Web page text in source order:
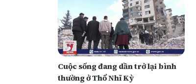
Cuộc sống đang dần trở lại bình
thường ở Thổ Nhĩ Kỳ